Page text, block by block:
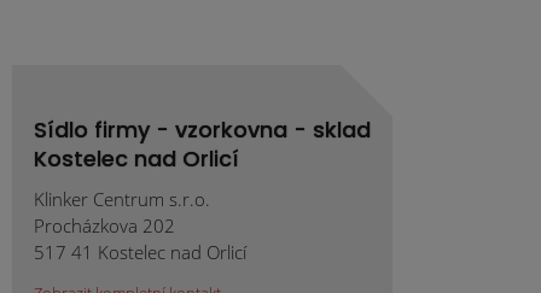
Sídlo firmy - vzorkovna - sklad
Kostelec nad Orlicí
Klinker Centrum s.r.o.
Procházkova 202
517 41 Kostelec nad Orlicí